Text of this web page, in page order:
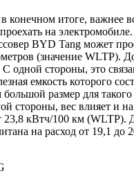
конечном итоге, важнее
на
BYD Tang может
(значение WLTP).
одной стороны, это
емкость которого
размер для
стороны, вес влияет и на
23,8 кВтч/100 км (WLTP).
на расход от 19,1 до